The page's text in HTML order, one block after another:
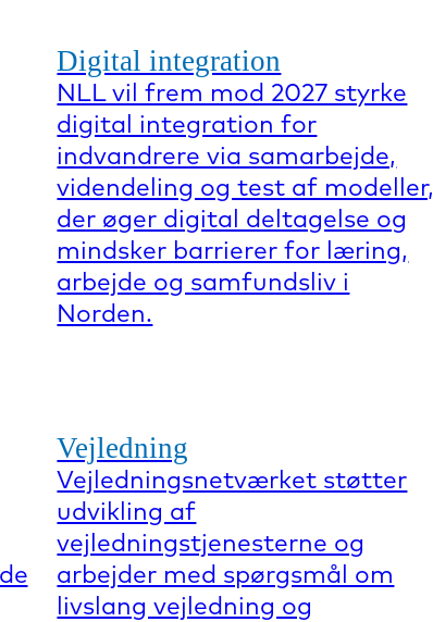
Digital integration
NLL vil frem mod 2027 styrke
digital integration for
indvandrere via samarbejde,
videndeling og test af modeller,
der øger digital deltagelse og
mindsker barrierer for læring,
arbejde og samfundsliv i
Norden.
Vejledning
Vejledningsnetværket støtter
udvikling af
vejledningstjenesterne og
arbejder med spørgsmål om
livslang vejledning og